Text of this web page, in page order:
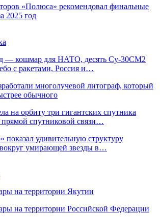
«Полюса» рекомендовал финальные
2025 год
— кошмар для НАТО, десять Су-30СМ2
с ракетами, Россия и…
многолучевой литограф, который
обычного
на орбиту три гигантских спутника
спутниковой связи…
показал удивительную структуру
умирающей звезды в…
на территории Якутии
на территории Российской Федерации